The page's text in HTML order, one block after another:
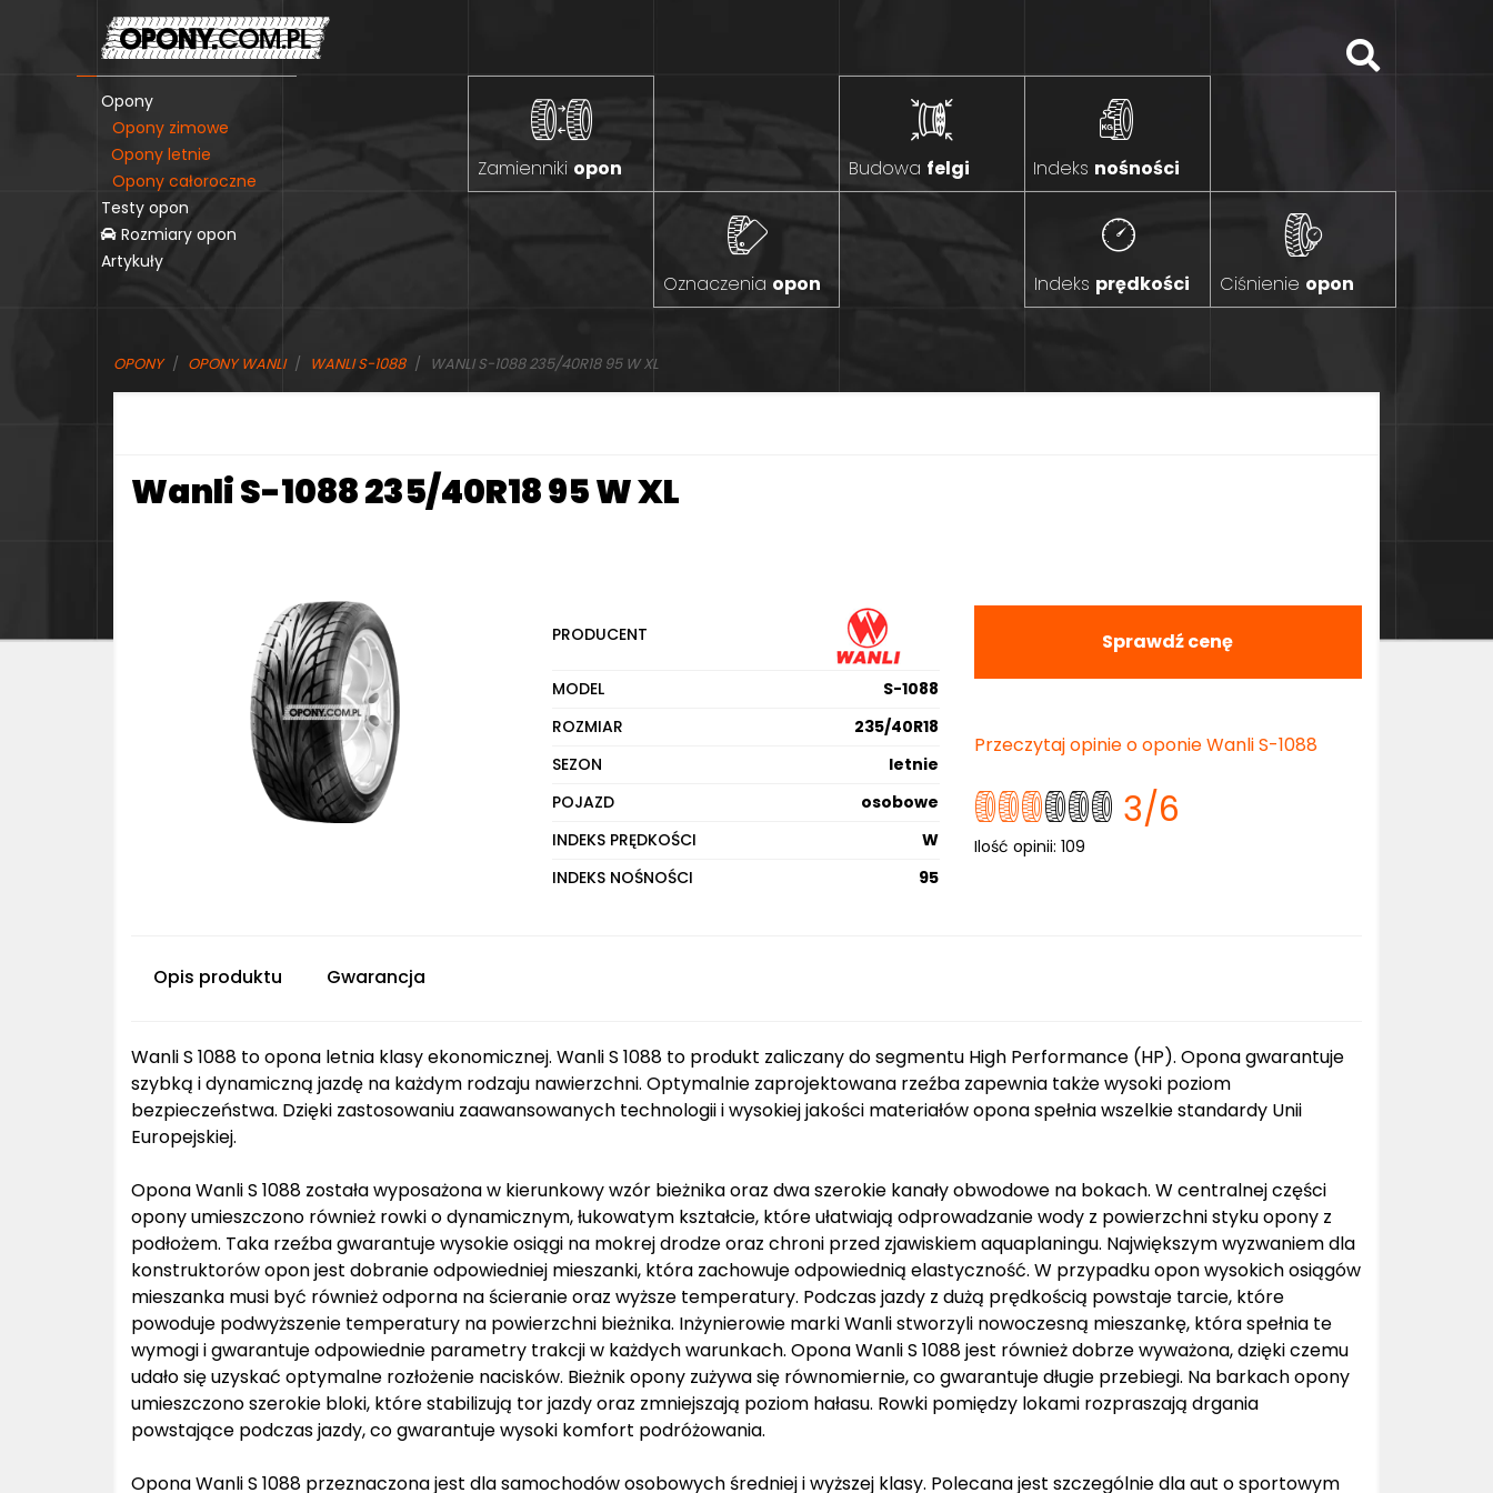
Opony
Opony zimowe
Opony letnie
Opony całoroczne
Testy opon
Rozmiary opon
Artykuły
Zamienniki opon Budowa felgi Indeks nośności
Indeks prędkości Ciśnienie opon
Oznaczenia opon
OPONY OPONY WANLI WANLI S-1088 WANLI S-1088 235/40R18 95 W XL
Wanli S-1088 235/40R18 95 W XL
PRODUCENT
MODEL
S-1088
ROZMIAR
235/40R18
SEZON
letnie
POJAZD
osobowe
INDEKS PRĘDKOŚCI
W
INDEKS NOŚNOŚCI
95
Sprawdź cenę
Przeczytaj opinie o oponie Wanli S-1088
3/6
Ilość opinii: 109
Opis produktu Gwarancja
Wanli S 1088 to opona letnia klasy ekonomicznej. Wanli S 1088 to produkt zaliczany do segmentu High Performance (HP). Opona gwarantuje
szybką i dynamiczną jazdę na każdym rodzaju nawierzchni. Optymalnie zaprojektowana rzeźba zapewnia także wysoki poziom
bezpieczeństwa. Dzięki zastosowaniu zaawansowanych technologii i wysokiej jakości materiałów opona spełnia wszelkie standardy Unii
Europejskiej.
Opona Wanli S 1088 została wyposażona w kierunkowy wzór bieżnika oraz dwa szerokie kanały obwodowe na bokach. W centralnej części
opony umieszczono również rowki o dynamicznym, łukowatym kształcie, które ułatwiają odprowadzanie wody z powierzchni styku opony z
podłożem. Taka rzeźba gwarantuje wysokie osiągi na mokrej drodze oraz chroni przed zjawiskiem aquaplaningu. Największym wyzwaniem dla
konstruktorów opon jest dobranie odpowiedniej mieszanki, która zachowuje odpowiednią elastyczność. W przypadku opon wysokich osiągów
mieszanka musi być również odporna na ścieranie oraz wyższe temperatury. Podczas jazdy z dużą prędkością powstaje tarcie, które
powoduje podwyższenie temperatury na powierzchni bieżnika. Inżynierowie marki Wanli stworzyli nowoczesną mieszankę, która spełnia te
wymogi i gwarantuje odpowiednie parametry trakcji w każdych warunkach. Opona Wanli S 1088 jest również dobrze wyważona, dzięki czemu
udało się uzyskać optymalne rozłożenie nacisków. Bieżnik opony zużywa się równomiernie, co gwarantuje długie przebiegi. Na barkach opony
umieszczono szerokie bloki, które stabilizują tor jazdy oraz zmniejszają poziom hałasu. Rowki pomiędzy lokami rozpraszają drgania
powstające podczas jazdy, co gwarantuje wysoki komfort podróżowania.
Opona Wanli S 1088 przeznaczona jest dla samochodów osobowych średniej i wyższej klasy. Polecana jest szczególnie dla aut o sportowym